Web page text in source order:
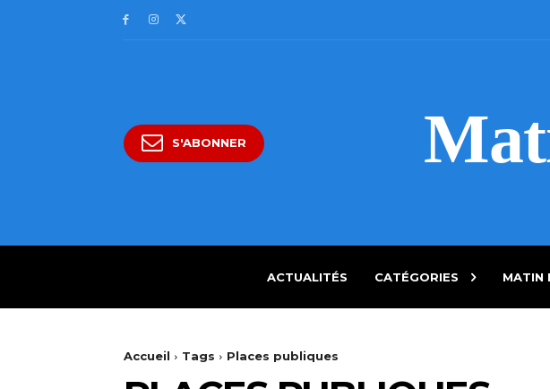
S'ABONNER
ACTUALITÉS CATÉGORIES MATIN
Accueil Tags Places publiques